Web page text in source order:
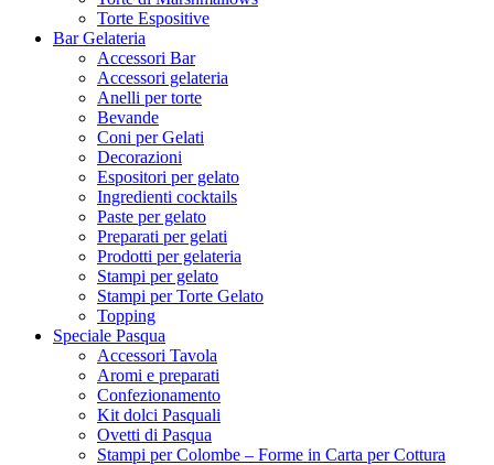
Torte Espositive
Bar Gelateria
Accessori Bar
Accessori gelateria
Anelli per torte
Bevande
Coni per Gelati
Decorazioni
Espositori per gelato
Ingredienti cocktails
Paste per gelato
Preparati per gelati
Prodotti per gelateria
Stampi per gelato
Stampi per Torte Gelato
Topping
Speciale Pasqua
Accessori Tavola
Aromi e preparati
Confezionamento
Kit dolci Pasquali
Ovetti di Pasqua
Stampi per Colombe – Forme in Carta per Cottura